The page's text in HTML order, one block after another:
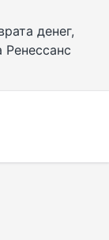
денег,
Ренессанс